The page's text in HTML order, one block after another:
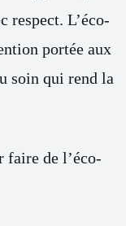
respect. L’éco-
portée aux
soin qui rend la
faire de l’éco-